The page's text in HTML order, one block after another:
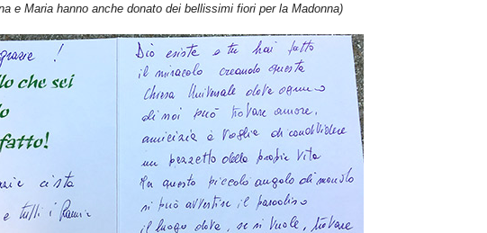
e Maria hanno anche donato dei bellissimi fiori per la Madonna)